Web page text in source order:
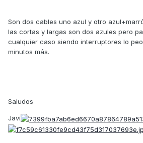
Son dos cables uno azul y otro
las cortas y largas son dos azules pero
cualquier caso siendo interruptores lo
minutos más.
Saludos
Javi